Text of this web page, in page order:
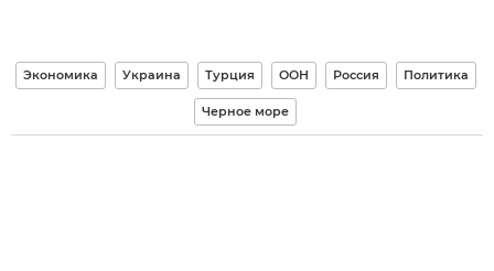
Экономика Украина Турция ООН Россия Политика
Черное море